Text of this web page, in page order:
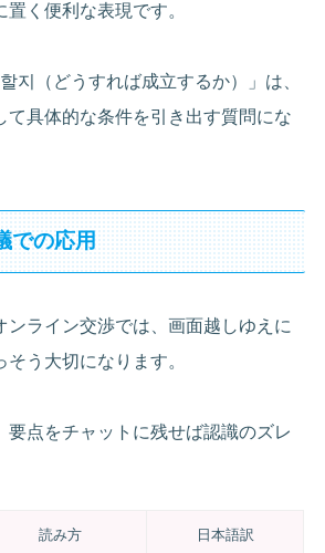
く便利な表現です。
지（どうすれば成立するか）」は、
て具体的な条件を引き出す質問にな
での応用
ンライン交渉では、画面越しゆえに
う大切になります。
要点をチャットに残せば認識のズレ
読み方 日本語訳